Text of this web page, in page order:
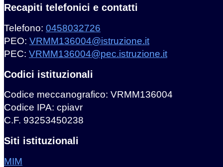
Recapiti telefonici e contatti
Telefono: 0458032726
PEO: VRMM136004@istruzione.it
PEC: VRMM136004@pec.istruzione.it
Codici istituzionali
Codice meccanografico: VRMM136004
Codice IPA: cpiavr
C.F. 93253450238
Siti istituzionali
MIM